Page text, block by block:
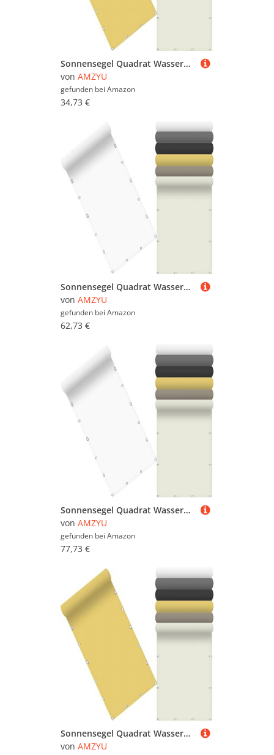
Sonnensegel Quadrat Wasserdicht 135 x 320 cm Seitenmarkise Schattierungsnetz Uv-Schutz Wetterfest Rechteck inkl Befestigungsseile für Camping Patio Schwimmbad, Creme Farben
von AMZYU
gefunden bei Amazon
34,73 €
Sonnensegel Quadrat Wasserdicht 210 x 405 cm Seitenmarkise Schattierungsnetz Rechteckig UV Schutz Windschutz mit Kostenlosem Seil für Balkon Terrasse Garten, Weiß
von AMZYU
gefunden bei Amazon
62,73 €
Sonnensegel Quadrat Wasserdicht 215 x 500 cm Seitenmarkise Schattierungsnetz Rechteckig UV Schutz Windschutz mit Kostenlosem Seil für Balkon Terrasse Garten, Weiß
von AMZYU
gefunden bei Amazon
77,73 €
Sonnensegel Quadrat Wasserdicht 85 x 290 cm Seitenmarkise Schattierungsnetz Uv-Schutz Wetterfest Rechteck inkl Befestigungsseile für Camping Patio Schwimmbad, Creme Farben
von AMZYU